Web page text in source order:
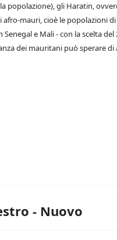
popolazione), gli Haratin,
mauri, cioè le popolazioni
e Mali - con la scelta del
dei mauritani può sperare
- Nuovo